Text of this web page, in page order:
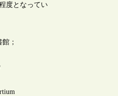
度となってい
；